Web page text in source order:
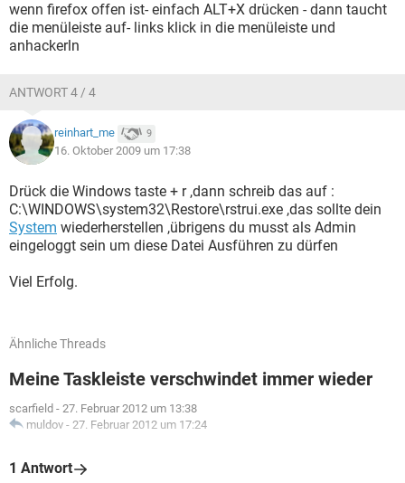
wenn firefox offen ist- einfach ALT+X drücken - dann taucht
die menüleiste auf- links klick in die menüleiste und
anhackerln
ANTWORT 4 / 4
reinhart_me 9
16. Oktober 2009 um 17:38
Drück die Windows taste + r ,dann schreib das auf :
C:\WINDOWS\system32\Restore\rstrui.exe ,das sollte dein
System wiederherstellen ,übrigens du musst als Admin
eingeloggt sein um diese Datei Ausführen zu dürfen
Viel Erfolg.
Ähnliche Threads
Meine Taskleiste verschwindet immer wieder
scarfield - 27. Februar 2012 um 13:38
muldov - 27. Februar 2012 um 17:24
1 Antwort